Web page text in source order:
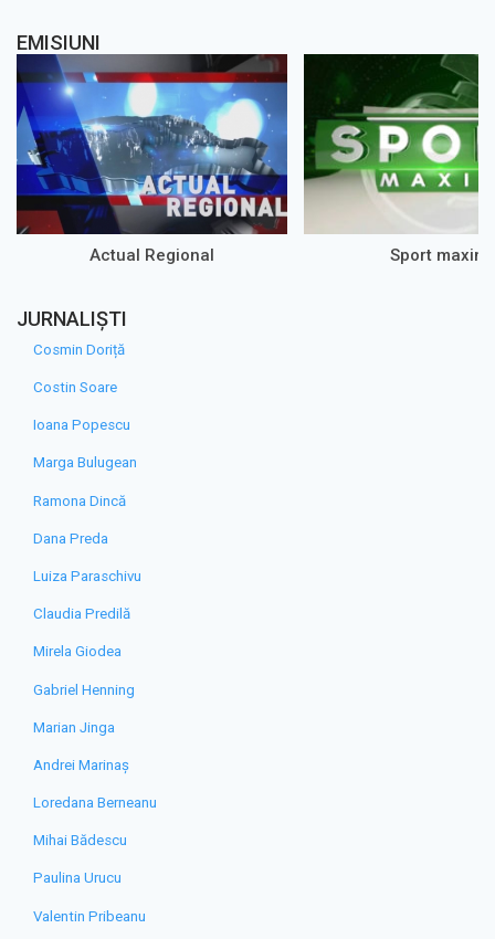
EMISIUNI
Actual Regional Sport maxim
JURNALIȘTI
Cosmin Doriță
Costin Soare
Ioana Popescu
Marga Bulugean
Ramona Dincă
Dana Preda
Luiza Paraschivu
Claudia Predilă
Mirela Giodea
Gabriel Henning
Marian Jinga
Andrei Marinaș
Loredana Berneanu
Mihai Bădescu
Paulina Urucu
Valentin Pribeanu